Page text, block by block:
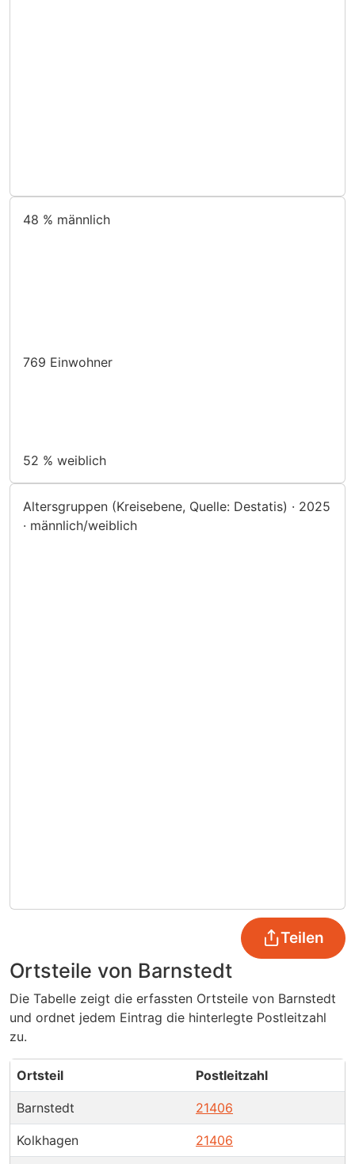
48 % männlich
769 Einwohner
52 % weiblich
Altersgruppen (Kreisebene, Quelle: Destatis) · 2025
· männlich/weiblich
Teilen
Ortsteile von Barnstedt
Die Tabelle zeigt die erfassten Ortsteile von Barnstedt
und ordnet jedem Eintrag die hinterlegte Postleitzahl
zu.
Ortsteil Postleitzahl
Barnstedt 21406
Kolkhagen 21406